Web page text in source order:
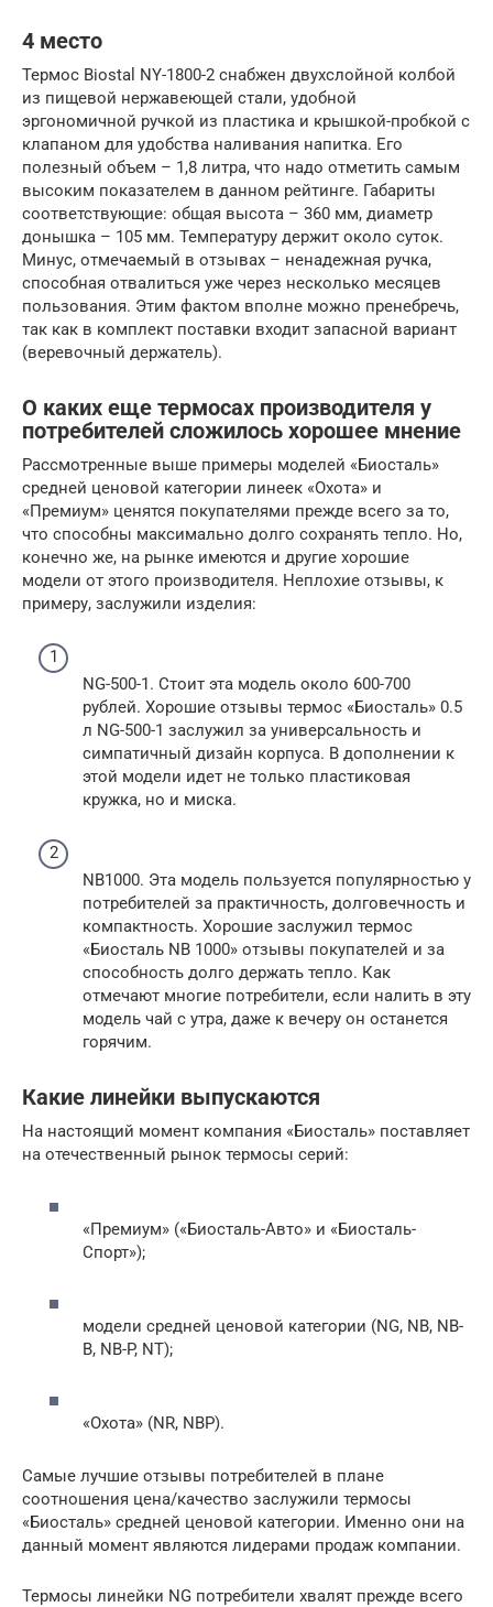
4 место
Термос Biostal NY-1800-2 снабжен двухслойной колбой
из пищевой нержавеющей стали, удобной
эргономичной ручкой из пластика и крышкой-пробкой с
клапаном для удобства наливания напитка. Его
полезный объем – 1,8 литра, что надо отметить самым
высоким показателем в данном рейтинге. Габариты
соответствующие: общая высота – 360 мм, диаметр
донышка – 105 мм. Температуру держит около суток.
Минус, отмечаемый в отзывах – ненадежная ручка,
способная отвалиться уже через несколько месяцев
пользования. Этим фактом вполне можно пренебречь,
так как в комплект поставки входит запасной вариант
(веревочный держатель).
О каких еще термосах производителя у
потребителей сложилось хорошее мнение
Рассмотренные выше примеры моделей «Биосталь»
средней ценовой категории линеек «Охота» и
«Премиум» ценятся покупателями прежде всего за то,
что способны максимально долго сохранять тепло. Но,
конечно же, на рынке имеются и другие хорошие
модели от этого производителя. Неплохие отзывы, к
примеру, заслужили изделия:
NG-500-1. Стоит эта модель около 600-700
рублей. Хорошие отзывы термос «Биосталь» 0.5
л NG-500-1 заслужил за универсальность и
симпатичный дизайн корпуса. В дополнении к
этой модели идет не только пластиковая
кружка, но и миска.
NB1000. Эта модель пользуется популярностью у
потребителей за практичность, долговечность и
компактность. Хорошие заслужил термос
«Биосталь NB 1000» отзывы покупателей и за
способность долго держать тепло. Как
отмечают многие потребители, если налить в эту
модель чай с утра, даже к вечеру он останется
горячим.
Какие линейки выпускаются
На настоящий момент компания «Биосталь» поставляет
на отечественный рынок термосы серий:
«Премиум» («Биосталь-Авто» и «Биосталь-
Спорт»);
модели средней ценовой категории (NG, NB, NB-
B, NB-P, NT);
«Охота» (NR, NBP).
Самые лучшие отзывы потребителей в плане
соотношения цена/качество заслужили термосы
«Биосталь» средней ценовой категории. Именно они на
данный момент являются лидерами продаж компании.
Термосы линейки NG потребители хвалят прежде всего